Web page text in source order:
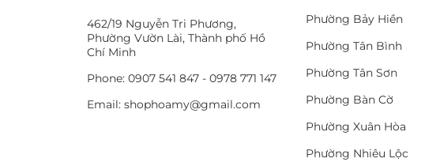
462/19 Nguyễn Tri Phương,
Phường Vườn Lài, Thành phố Hồ
Chí Minh
Phone: 0907 541 847 - 0978 771 147
Email: shophoamy@gmail.com
Phường Bảy Hiền
Phường Tân Bình
Phường Tân Sơn
Phường Bàn Cờ
Phường Xuân Hòa
Phường Nhiêu Lộc